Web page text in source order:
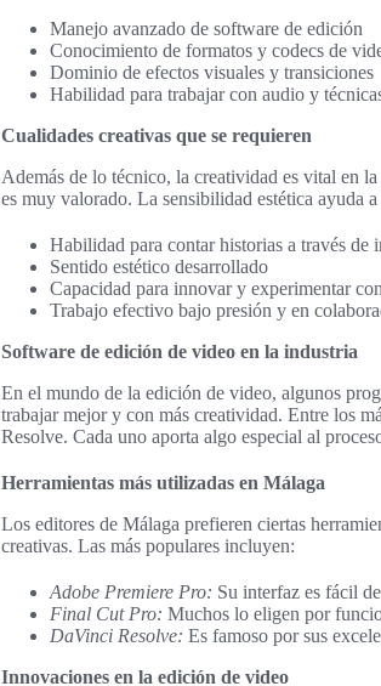
Manejo avanzado de software de edición
Conocimiento de formatos y codecs de
Dominio de efectos visuales y transiciones
Habilidad para trabajar con audio y
Cualidades creativas que se requieren
Además de lo técnico, la creatividad es vital en
es muy valorado. La sensibilidad estética ayuda
Habilidad para contar historias a través de
Sentido estético desarrollado
Capacidad para innovar y experimentar
Trabajo efectivo bajo presión y en
Software de edición de video en la industria
En el mundo de la edición de video, algunos
trabajar mejor y con más creatividad. Entre los
Resolve. Cada uno aporta algo especial al
Herramientas más utilizadas en Málaga
Los editores de Málaga prefieren ciertas
creativas. Las más populares incluyen:
Adobe Premiere Pro: Su interfaz es fácil
Final Cut Pro: Muchos lo eligen por
DaVinci Resolve: Es famoso por sus
Innovaciones en la edición de video